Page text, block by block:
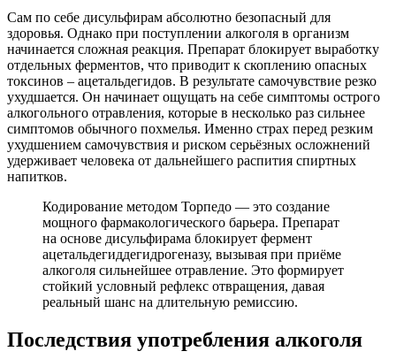
Сам по себе дисульфирам абсолютно безопасный для
здоровья. Однако при поступлении алкоголя в организм
начинается сложная реакция. Препарат блокирует выработку
отдельных ферментов, что приводит к скоплению опасных
токсинов – ацетальдегидов. В результате самочувствие резко
ухудшается. Он начинает ощущать на себе симптомы острого
алкогольного отравления, которые в несколько раз сильнее
симптомов обычного похмелья. Именно страх перед резким
ухудшением самочувствия и риском серьёзных осложнений
удерживает человека от дальнейшего распития спиртных
напитков.
Кодирование методом Торпедо — это создание
мощного фармакологического барьера. Препарат
на основе дисульфирама блокирует фермент
ацетальдегиддегидрогеназу, вызывая при приёме
алкоголя сильнейшее отравление. Это формирует
стойкий условный рефлекс отвращения, давая
реальный шанс на длительную ремиссию.
Последствия употребления алкоголя